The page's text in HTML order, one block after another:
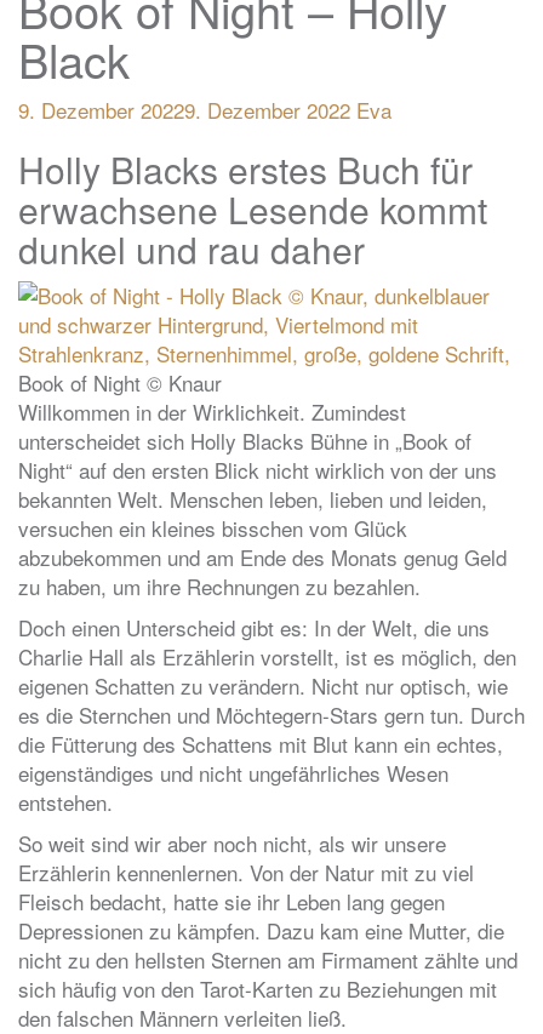
Black
9. Dezember 20229. Dezember 2022 Eva
Holly Blacks erstes Buch für
erwachsene Lesende kommt
dunkel und rau daher
Book of Night © Knaur
Willkommen in der Wirklichkeit. Zumindest
unterscheidet sich Holly Blacks Bühne in „Book of
Night“ auf den ersten Blick nicht wirklich von der uns
bekannten Welt. Menschen leben, lieben und leiden,
versuchen ein kleines bisschen vom Glück
abzubekommen und am Ende des Monats genug Geld
zu haben, um ihre Rechnungen zu bezahlen.
Doch einen Unterscheid gibt es: In der Welt, die uns
Charlie Hall als Erzählerin vorstellt, ist es möglich, den
eigenen Schatten zu verändern. Nicht nur optisch, wie
es die Sternchen und Möchtegern-Stars gern tun. Durch
die Fütterung des Schattens mit Blut kann ein echtes,
eigenständiges und nicht ungefährliches Wesen
entstehen.
So weit sind wir aber noch nicht, als wir unsere
Erzählerin kennenlernen. Von der Natur mit zu viel
Fleisch bedacht, hatte sie ihr Leben lang gegen
Depressionen zu kämpfen. Dazu kam eine Mutter, die
nicht zu den hellsten Sternen am Firmament zählte und
sich häufig von den Tarot-Karten zu Beziehungen mit
den falschen Männern verleiten ließ.